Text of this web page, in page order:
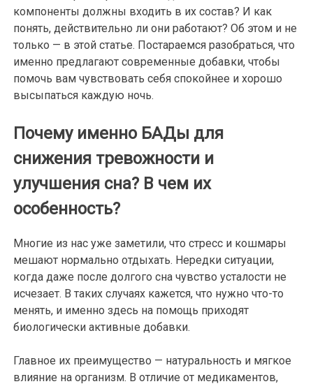
компоненты должны входить в их состав? И как
понять, действительно ли они работают? Об этом и не
только — в этой статье. Постараемся разобраться, что
именно предлагают современные добавки, чтобы
помочь вам чувствовать себя спокойнее и хорошо
высыпаться каждую ночь.
Почему именно БАДы для
снижения тревожности и
улучшения сна? В чем их
особенность?
Многие из нас уже заметили, что стресс и кошмары
мешают нормально отдыхать. Нередки ситуации,
когда даже после долгого сна чувство усталости не
исчезает. В таких случаях кажется, что нужно что-то
менять, и именно здесь на помощь приходят
биологически активные добавки.
Главное их преимущество — натуральность и мягкое
влияние на организм. В отличие от медикаментов,